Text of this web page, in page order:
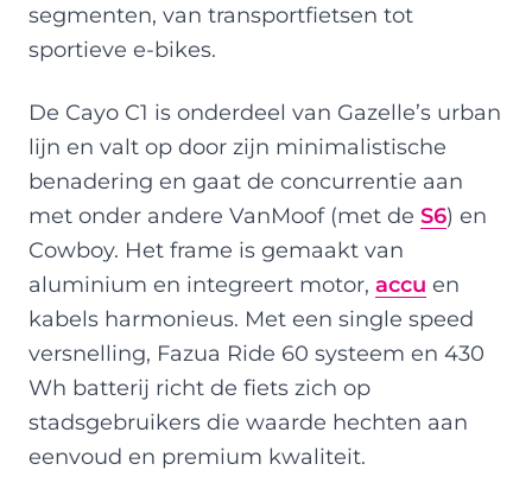
segmenten, van transportfietsen tot
sportieve e-bikes.
De Cayo C1 is onderdeel van Gazelle’s urban
lijn en valt op door zijn minimalistische
benadering en gaat de concurrentie aan
met onder andere VanMoof (met de S6) en
Cowboy. Het frame is gemaakt van
aluminium en integreert motor, accu en
kabels harmonieus. Met een single speed
versnelling, Fazua Ride 60 systeem en 430
Wh batterij richt de fiets zich op
stadsgebruikers die waarde hechten aan
eenvoud en premium kwaliteit.